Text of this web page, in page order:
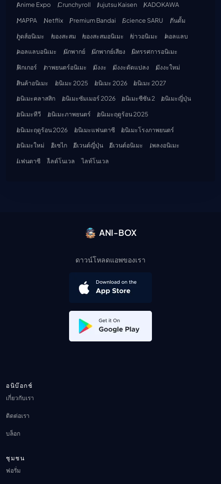
Anime Expo Crunchyroll Jujutsu Kaisen
KADOKAWA
MAPPA
Netflix Premium Bandai Science SARU
กันดั้ม
กูดส์อนิเมะ
ของสะสม ของสะสมอนิเมะ ข่าวอนิเมะ
คอลแลบ
คอลแลบอนิเมะ
นักพากย์ นักพากย์เสียง
นิทรรศการอนิเมะ
ฟิกเกอร์
ภาพยนตร์อนิเมะ มังงะ มังงะดัดแปลง
มังงะใหม่
สินค้าอนิเมะ
อนิเมะ 2025 อนิเมะ 2026
อนิเมะ 2027
อนิเมะคลาสสิก
อนิเมะซัมเมอร์ 2026 อนิเมะซีซัน 2
อนิเมะญี่ปุ่น
อนิเมะทีวี
อนิเมะภาพยนตร์
อนิเมะฤดูร้อน 2025
อนิเมะฤดูร้อน 2026
อนิเมะแฟนตาซี
อนิเมะโรงภาพยนตร์
อนิเมะใหม่
อิเซไก อีเวนต์ญี่ปุ่น อีเวนต์อนิเมะ
เพลงอนิเมะ
แฟนตาซี
ไลต์โนเวล ไลท์โนเวล
ANI-BOX
ดาวน์โหลดแอพของเรา
อนิบ๊อกช์
เกี่ยวกับเรา
ติดต่อเรา
บล็อก
ชุมชน
ฟอรั่ม